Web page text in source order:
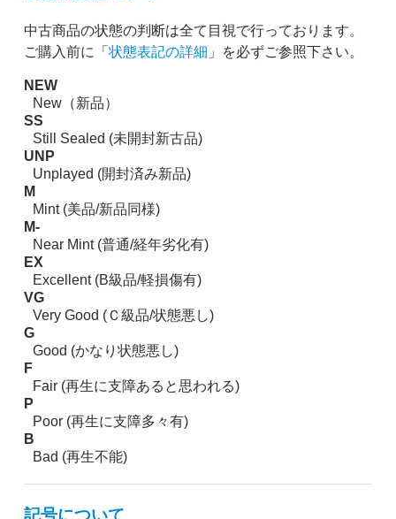
中古商品の状態の判断は全て目視で行っております。
ご購入前に「 状態表記の詳細 」を必ずご参照下さい。
NEW
New（新品）
SS
Still Sealed (未開封新古品)
UNP
Unplayed (開封済み新品)
M
Mint (美品/新品同様)
M-
Near Mint (普通/経年劣化有)
EX
Excellent (B級品/軽損傷有)
VG
Very Good (Ｃ級品/状態悪し)
G
Good (かなり状態悪し)
F
Fair (再生に支障あると思われる)
P
Poor (再生に支障多々有)
B
Bad (再生不能)
記号について